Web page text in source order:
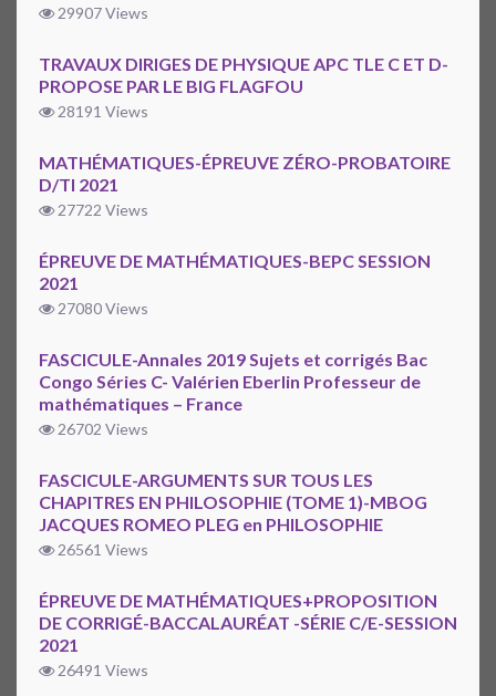
29907 Views
TRAVAUX DIRIGES DE PHYSIQUE APC TLE C ET D-
PROPOSE PAR LE BIG FLAGFOU
28191 Views
MATHÉMATIQUES-ÉPREUVE ZÉRO-PROBATOIRE
D/TI 2021
27722 Views
ÉPREUVE DE MATHÉMATIQUES-BEPC SESSION
2021
27080 Views
FASCICULE-Annales 2019 Sujets et corrigés Bac
Congo Séries C- Valérien Eberlin Professeur de
mathématiques – France
26702 Views
FASCICULE-ARGUMENTS SUR TOUS LES
CHAPITRES EN PHILOSOPHIE (TOME 1)-MBOG
JACQUES ROMEO PLEG en PHILOSOPHIE
26561 Views
ÉPREUVE DE MATHÉMATIQUES+PROPOSITION
DE CORRIGÉ-BACCALAURÉAT -SÉRIE C/E-SESSION
2021
26491 Views